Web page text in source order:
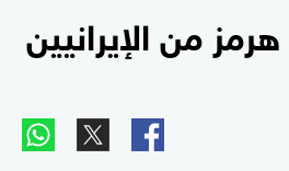
من الإيرانيين